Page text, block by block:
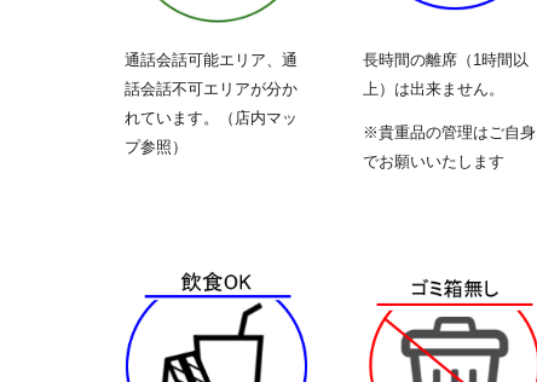
通話会話可能エリア、通
話会話不可エリアが分か
れています。（店内マッ
プ参照）
長時間の離席（1時間以
上）は出来ません。
※貴重品の管理はご自身
でお願いいたします